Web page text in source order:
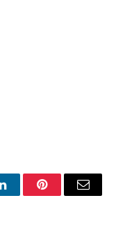
LinkedInPinterestEmail